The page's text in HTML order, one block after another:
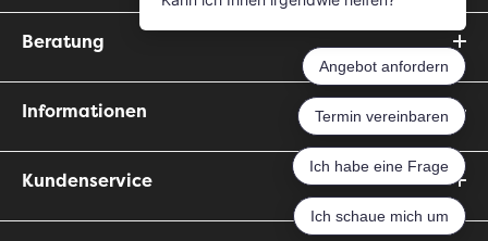
Beratung
Informationen
Kundenservice